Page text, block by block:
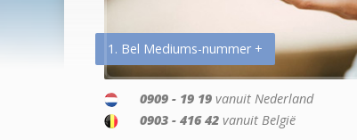
1. Bel Mediums-nummer +
0909 - 19 19 vanuit Nederland
0903 - 416 42 vanuit België